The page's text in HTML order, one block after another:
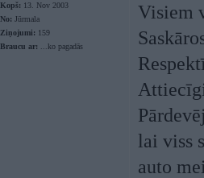
Kopš: 13. Nov 2003
No: Jūrmala
Ziņojumi: 159
Braucu ar: ...ko pagadās
Visiem
lai viss
auto